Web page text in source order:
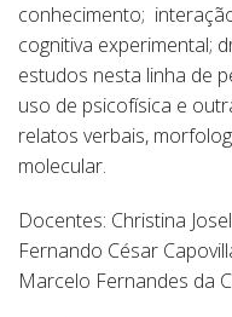
conhecimento;
cognitiva experimental;
estudos nesta linha de
uso de psicofísica e
relatos verbais,
molecular.
Docentes: Christina
Fernando César
Marcelo Fernandes da